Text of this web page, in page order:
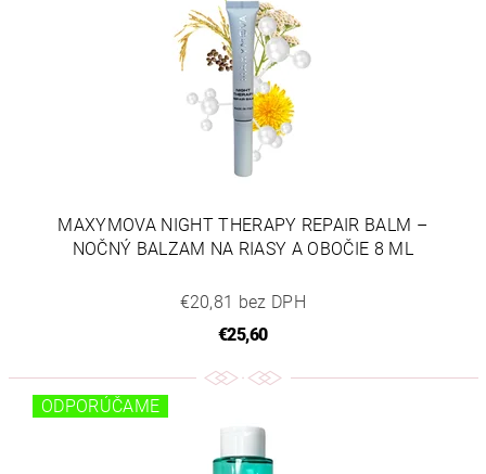
MAXYMOVA NIGHT THERAPY REPAIR BALM –
NOČNÝ BALZAM NA RIASY A OBOČIE 8 ML
€20,81 bez DPH
€25,60
ODPORÚČAME